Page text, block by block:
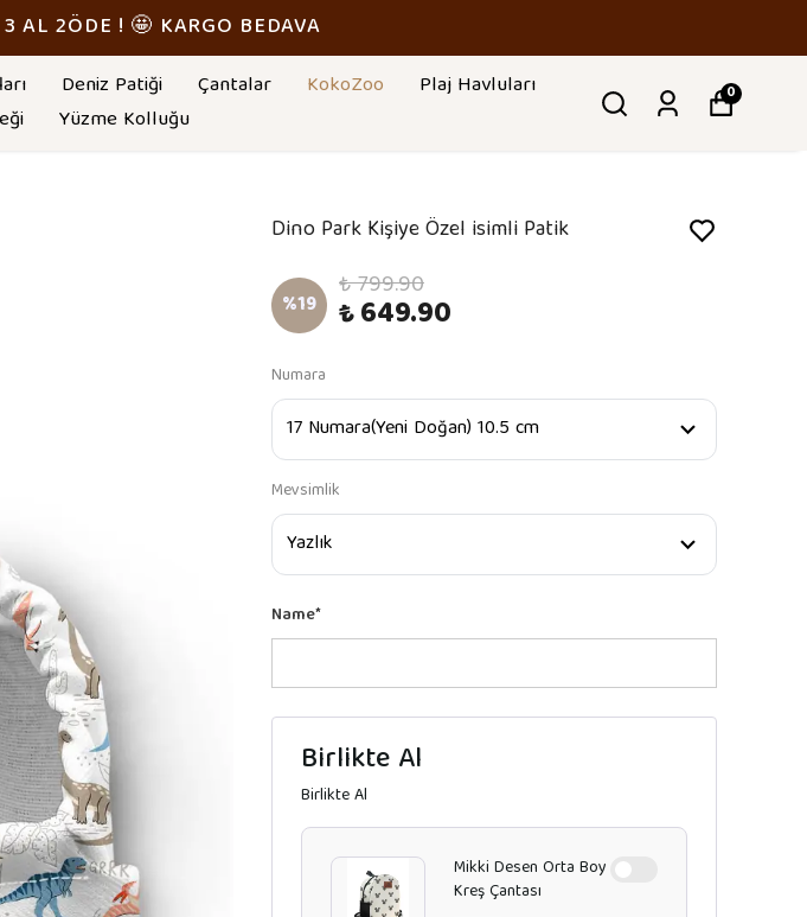
AL 2ÖDE ! 🤩 KARGO BEDAVA
Deniz Patiği Çantalar KokoZoo
Plaj Havluları
Yüzme Kolluğu
0
Dino Park Kişiye Özel isimli Patik
%19 ₺ 799.90
₺ 649.90
Numara
Mevsimlik
Name*
Birlikte Al
Birlikte Al
Mikki Desen Orta Boy
Kreş Çantası